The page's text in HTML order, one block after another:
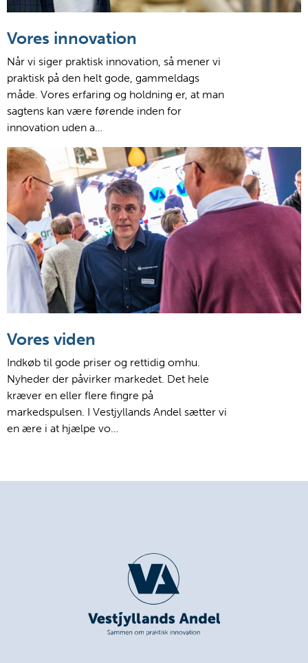
Vores innovation
Når vi siger praktisk innovation, så mener vi
praktisk på den helt gode, gammeldags
måde. Vores erfaring og holdning er, at man
sagtens kan være førende inden for
innovation uden a…
Vores viden
Indkøb til gode priser og rettidig omhu.
Nyheder der påvirker markedet. Det hele
kræver en eller flere fingre på
markedspulsen. I Vestjyllands Andel sætter vi
en ære i at hjælpe vo…